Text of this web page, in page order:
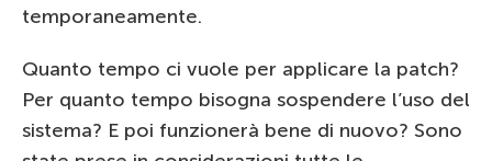
temporaneamente.
Quanto tempo ci vuole per applicare la patch?
Per quanto tempo bisogna sospendere l’uso del
sistema? E poi funzionerà bene di nuovo? Sono